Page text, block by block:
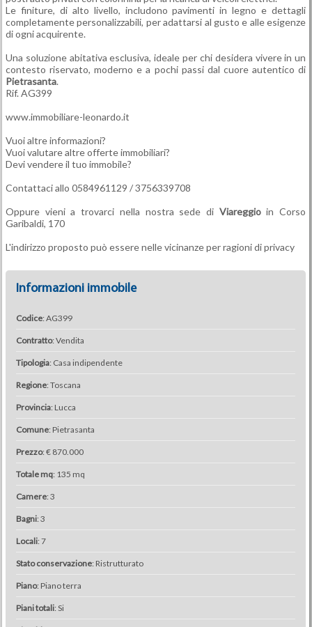
Le finiture, di alto livello, includono pavimenti in legno e dettagli
completamente personalizzabili, per adattarsi al gusto e alle esigenze
di ogni acquirente.
Una soluzione abitativa esclusiva, ideale per chi desidera vivere in un
contesto riservato, moderno e a pochi passi dal cuore autentico di
Pietrasanta.
Rif. AG399
www.immobiliare-leonardo.it
Vuoi altre informazioni?
Vuoi valutare altre offerte immobiliari?
Devi vendere il tuo immobile?
Contattaci allo 0584961129 / 3756339708
Oppure vieni a trovarci nella nostra sede di Viareggioin Corso
Garibaldi, 170
L'indirizzo proposto può essere nelle vicinanze per ragioni di privacy
Informazioni immobile
Codice: AG399
Contratto: Vendita
Tipologia: Casa indipendente
Regione: Toscana
Provincia: Lucca
Comune: Pietrasanta
Prezzo: € 870.000
Totale mq: 135 mq
Camere: 3
Bagni: 3
Locali: 7
Stato conservazione: Ristrutturato
Piano: Piano terra
Piani totali: Si